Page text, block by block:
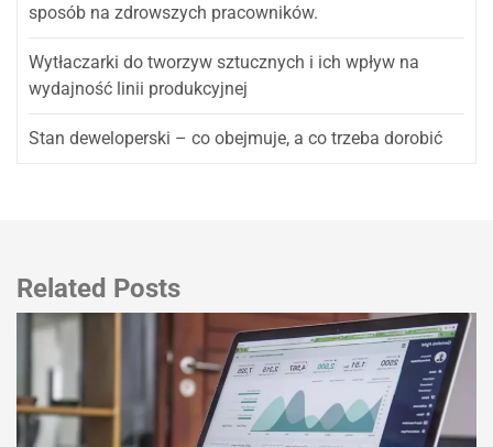
sposób na zdrowszych pracowników.
Wytłaczarki do tworzyw sztucznych i ich wpływ na
wydajność linii produkcyjnej
Stan deweloperski – co obejmuje, a co trzeba dorobić
Related Posts